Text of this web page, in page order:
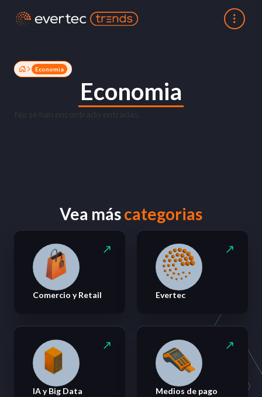
Economia
Economia
Vea máscategorias
Comercio y Retail Evertec
IA y Big Data Medios de pago